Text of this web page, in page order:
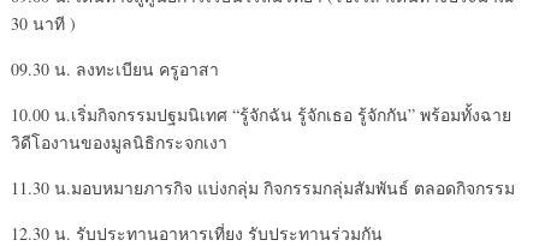
30 นาที )
09.30 น. ลงทะเบียน ครูอาสา
10.00 น.เริ่มกิจกรรมปฐมนิเทศ “รู้จักฉัน รู้จักเธอ รู้จักกัน” พร้อมทั้งฉาย
วิดีโองานของมูลนิธิกระจกเงา
11.30 น.มอบหมายภารกิจ แบ่งกลุ่ม กิจกรรมกลุ่มสัมพันธ์ ตลอดกิจกรรม
12.30 น. รับประทานอาหารเที่ยง รับประทานร่วมกัน